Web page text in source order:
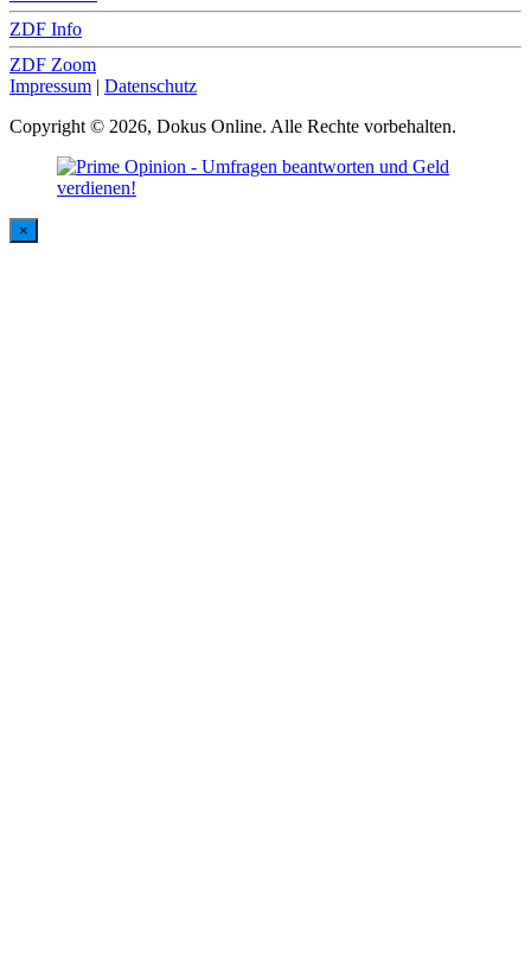
ZDF Info
ZDF Zoom
Impressum | Datenschutz
Copyright © 2026, Dokus Online. Alle Rechte vorbehalten.
×